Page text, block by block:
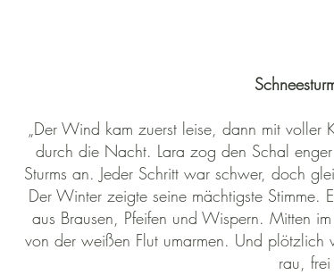
„Der Wind kam zuerst leise, dann mit voller
durch die Nacht. Lara zog den Schal
Sturms an. Jeder Schritt war schwer, doch
Der Winter zeigte seine mächtigste Stimme.
aus Brausen, Pfeifen und Wispern. Mitten
von der weißen Flut umarmen. Und plötzlich
rau,